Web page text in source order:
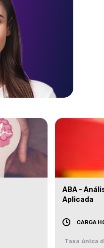
ABA -
Aplicada
CARGA
Taxa única